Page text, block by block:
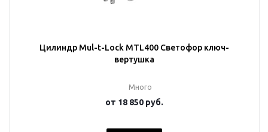
Цилиндр Mul-t-Lock MTL400 Светофор ключ-
вертушка
Много
от 18 850 руб.